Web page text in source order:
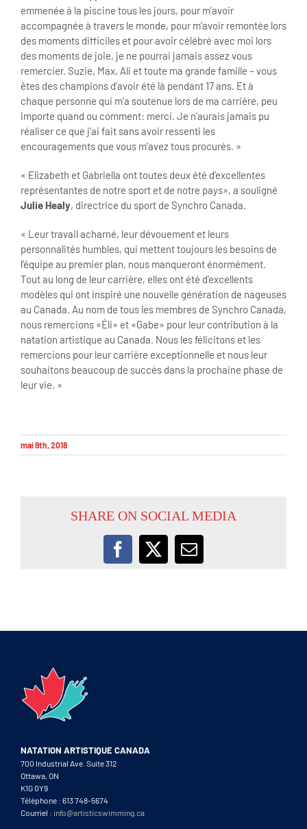
emmenée à la piscine tous les jours, pour m’avoir
accompagnée à travers le monde, pour m’avoir remontée lors
des moments difficiles et pour avoir célébré avec moi lors
des moments de joie, je ne pourrai jamais assez vous
remercier. Suzie, Max, Ali et toute ma grande famille – vous
êtes des champions d’avoir été là pendant 17 ans. Et à
chaque personne qui m’a soutenue lors de ma carrière, peu
importe quand ou comment: merci. Je n’aurais jamais pu
réaliser ce que j’ai fait sans avoir ressenti les
encouragements que vous m’avez tous procurés. »
« Elizabeth et Gabriella ont toutes deux été d’excellentes
représentantes de notre sport et de notre pays», a souligné
Julie Healy, directrice du sport de Synchro Canada.
« Leur travail acharné, leur dévouement et leurs
personnalités humbles, qui mettent toujours les besoins de
l’équipe au premier plan, nous manqueront énormément.
Tout au long de leur carrière, elles ont été d’excellents
modèles qui ont inspiré une nouvelle génération de nageuses
au Canada. Au nom de tous les membres de Synchro Canada,
nous remercions «Éli» et «Gabe» pour leur contribution à la
natation artistique au Canada. Nous les félicitons et les
remercions pour leur carrière exceptionnelle et nous leur
souhaitons beaucoup de succès dans la prochaine phase de
leur vie. »
mai 9th, 2018
SHARE ON SOCIAL MEDIA
Facebook
X Email
NATATION ARTISTIQUE CANADA
700 Industrial Ave. Suite 312
Ottawa, ON
K1G 0Y9
Téléphone : 613 748-5674
Courriel : info@artisticswimming.ca